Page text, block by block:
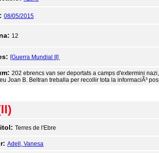
08/05/2015
12
[Guerra Mundial II]
202 ebrencs van ser deportats a camps d'extermini
Joan B. Beltran treballa per recollir tota la informaciÃ³
Terres de l'Ebre
Adell, Vanesa